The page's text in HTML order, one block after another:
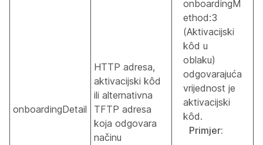
onboardingDetail
HTTP adresa,
aktivacijski kôd
ili alternativna
TFTP adresa
koja odgovara
načinu
onboardingM
ethod:3
(Aktivacijski
kôd u
oblaku)
odgovarajuća
vrijednost je
aktivacijski
kôd.
Primjer: